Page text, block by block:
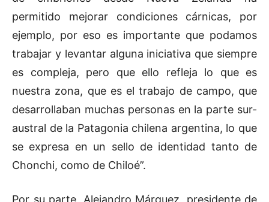
permitido mejorar condiciones cárnicas, por
ejemplo, por eso es importante que podamos
trabajar y levantar alguna iniciativa que siempre
es compleja, pero que ello refleja lo que es
nuestra zona, que es el trabajo de campo, que
desarrollaban muchas personas en la parte sur-
austral de la Patagonia chilena argentina, lo que
se expresa en un sello de identidad tanto de
Chonchi, como de Chiloé”.
Por su parte, Alejandro Márquez, presidente de